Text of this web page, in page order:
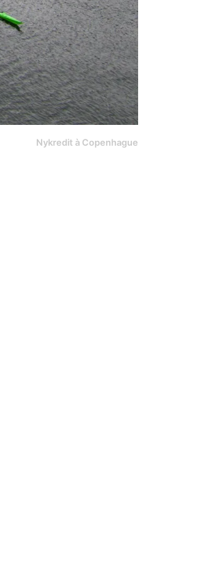
Nykredit à Copenhague